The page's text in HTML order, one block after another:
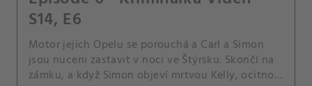
S14, E6
Motor jejich Opelu se porouchá a Carl a Simon
jsou nuceni zastavit v noci ve Štýrsku. Skončí na
zámku, a když Simon objeví mrtvou Kelly, ocitnou